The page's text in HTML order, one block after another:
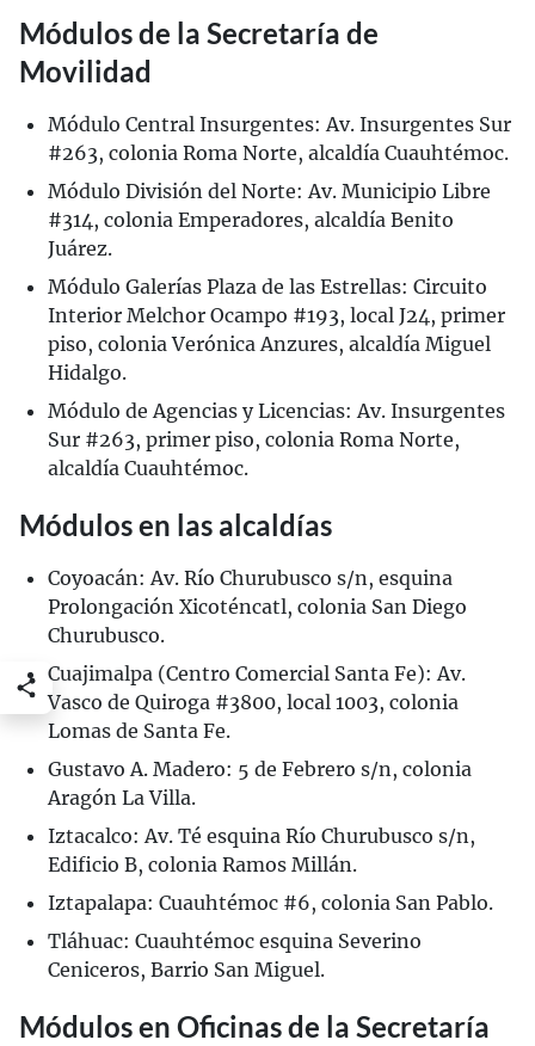
Módulos de la Secretaría de
Movilidad
Módulo Central Insurgentes: Av. Insurgentes Sur
#263, colonia Roma Norte, alcaldía Cuauhtémoc.
Módulo División del Norte: Av. Municipio Libre
#314, colonia Emperadores, alcaldía Benito
Juárez.
Módulo Galerías Plaza de las Estrellas: Circuito
Interior Melchor Ocampo #193, local J24, primer
piso, colonia Verónica Anzures, alcaldía Miguel
Hidalgo.
Módulo de Agencias y Licencias: Av. Insurgentes
Sur #263, primer piso, colonia Roma Norte,
alcaldía Cuauhtémoc.
Módulos en las alcaldías
Coyoacán: Av. Río Churubusco s/n, esquina
Prolongación Xicoténcatl, colonia San Diego
Churubusco.
Cuajimalpa (Centro Comercial Santa Fe): Av.
Vasco de Quiroga #3800, local 1003, colonia
Lomas de Santa Fe.
Gustavo A. Madero: 5 de Febrero s/n, colonia
Aragón La Villa.
Iztacalco: Av. Té esquina Río Churubusco s/n,
Edificio B, colonia Ramos Millán.
Iztapalapa: Cuauhtémoc #6, colonia San Pablo.
Tláhuac: Cuauhtémoc esquina Severino
Ceniceros, Barrio San Miguel.
Módulos en Oficinas de la Secretaría